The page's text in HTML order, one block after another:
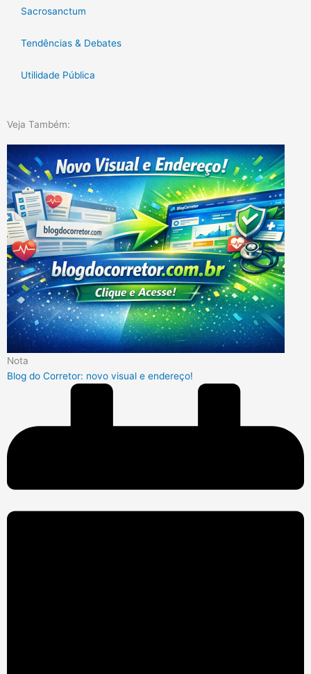
Sacrosanctum
Tendências & Debates
Utilidade Pública
Veja Também:
Nota
Blog do Corretor: novo visual e endereço!